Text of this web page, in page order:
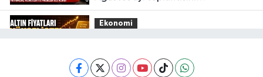
gerçekleştirdi
Ekonomi